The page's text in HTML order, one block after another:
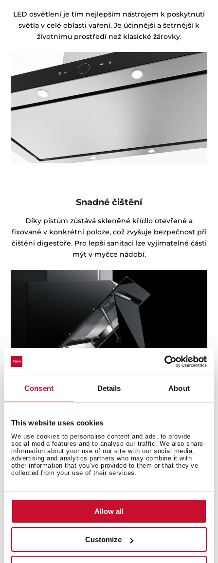
Consent Details About
This website uses cookies
We use cookies to personalise content and ads, to provide
social media features and to analyse our traffic. We also share
information about your use of our site with our social media,
advertising and analytics partners who may combine it with
other information that you’ve provided to them or that they’ve
collected from your use of their services.
Allow all
Customize
LED osvětlení je tím nejlepším nástrojem k poskytnutí
světla v celé oblasti vaření. Je účinnější a šetrnější k
životnímu prostředí než klasické žárovky.
Snadné čištění
Díky pístům zůstává skleněné křídlo otevřené a
fixované v konkrétní poloze, což zvyšuje bezpečnost při
čištění digestoře. Pro lepší sanitaci lze vyjímatelné části
mýt v myčce nádobí.
Technické údaje
Komínový odsavač par 60 cm
Funkce čerstvého vzduchu FreshAir
Celoskleněný design